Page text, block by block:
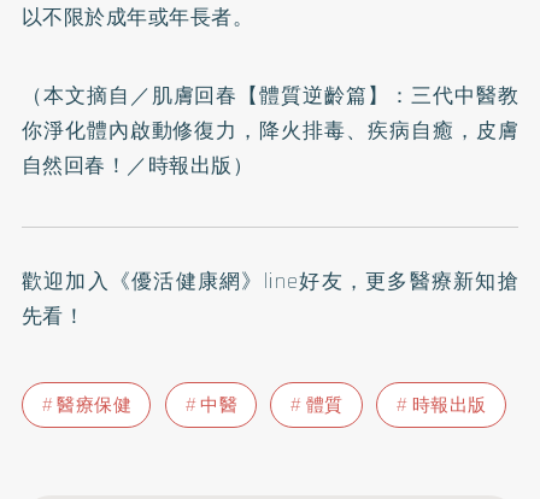
以不限於成年或年長者。
（本文摘自／肌膚回春【體質逆齡篇】：三代中醫教
你淨化體內啟動修復力，降火排毒、疾病自癒，皮膚
自然回春！ ／時報出版）
歡迎加入 《優活健康網》line好友 ，更多醫療新知搶
先看！
醫療保健 中醫 體質 時報出版